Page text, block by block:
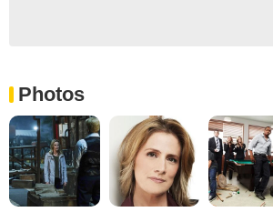
Photos